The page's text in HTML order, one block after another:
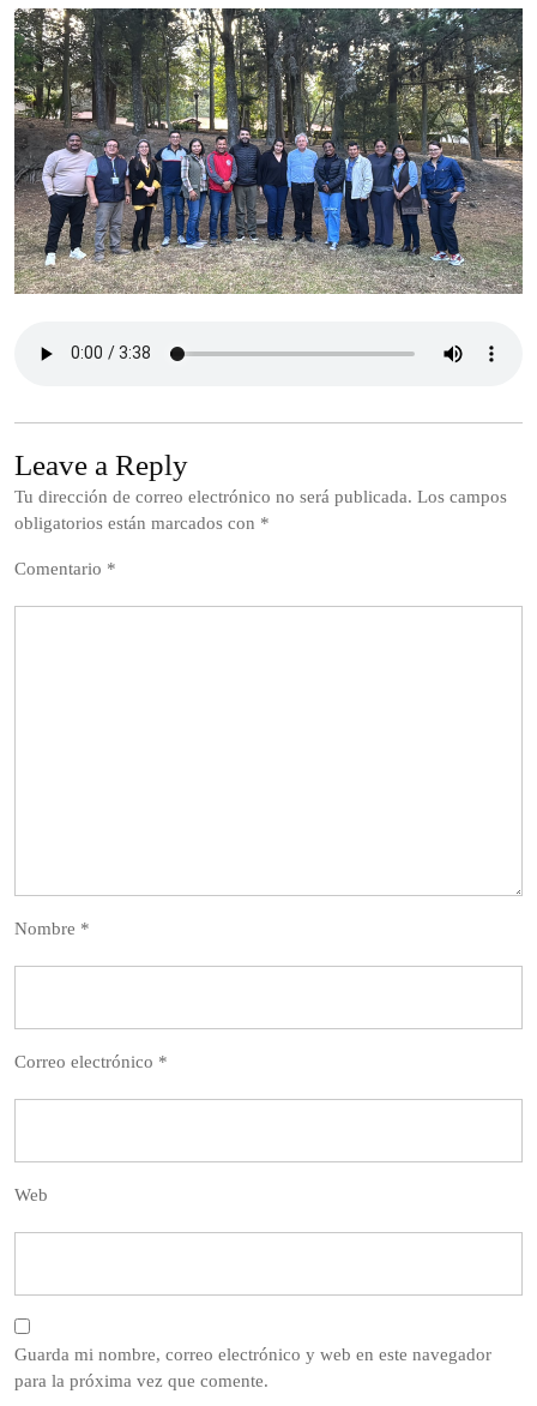
Leave a Reply
Tu dirección de correo electrónico no será publicada. Los campos
obligatorios están marcados con *
Comentario *
Nombre *
Correo electrónico *
Web
Guarda mi nombre, correo electrónico y web en este navegador
para la próxima vez que comente.